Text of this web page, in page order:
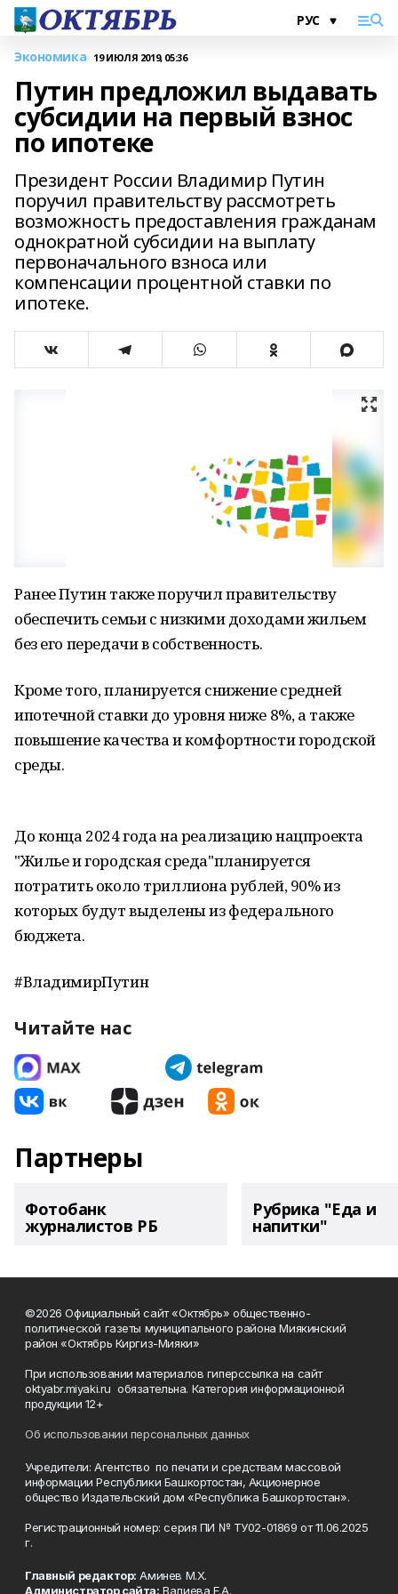
Экономика 19 ИЮЛЯ 2019, 05:36
Путин предложил выдавать
субсидии на первый взнос
по ипотеке
Президент России Владимир Путин
поручил правительству рассмотреть
возможность предоставления гражданам
однократной субсидии на выплату
первоначального взноса или
компенсации процентной ставки по
ипотеке.
Ранее Путин также поручил правительству
обеспечить семьи с низкими доходами жильем
без его передачи в собственность.
Кроме того, планируется снижение средней
ипотечной ставки до уровня ниже 8%, а также
повышение качества и комфортности городской
среды.
До конца 2024 года на реализацию нацпроекта
"Жилье и городская среда"планируется
потратить около триллиона рублей, 90% из
которых будут выделены из федерального
бюджета.
#ВладимирПутин
Читайте нас
Партнеры
Фотобанк
журналистов РБ
Рубрика "Еда и
напитки"
©2026 Официальный сайт «Октябрь» общественно-
политической газеты муниципального района Миякинский
район «Октябрь Киргиз-Мияки»
При использовании материалов гиперссылка на сайт
oktyabr.miyaki.ru обязательна. Категория информационной
продукции 12+
Об использовании персональных данных
Учредители: Агентство по печати и средствам массовой
информации Республики Башкортостан, Акционерное
общество Издательский дом «Республика Башкортостан».
Регистрационный номер: серия ПИ № ТУ02-01869 от 11.06.2025
г.
Главный редактор: Аминев М.Х.
Администратор сайта: Валиева Е.А.